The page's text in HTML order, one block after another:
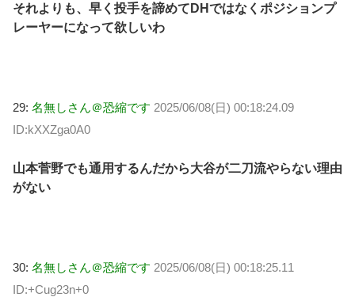
それよりも、早く投手を諦めてDHではなくポジションプ
レーヤーになって欲しいわ
29: 名無しさん＠恐縮です 2025/06/08(日) 00:18:24.09
ID:kXXZga0A0
山本菅野でも通用するんだから大谷が二刀流やらない理由
がない
30: 名無しさん＠恐縮です 2025/06/08(日) 00:18:25.11
ID:+Cug23n+0